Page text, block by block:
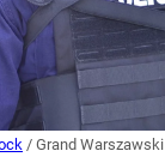
/ Grand Warszawski